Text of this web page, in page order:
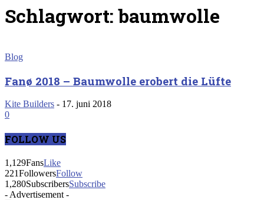
Schlagwort: baumwolle
Blog
Fanø 2018 – Baumwolle erobert die Lüfte
Kite Builders - 17. juni 2018
0
FOLLOW US
1,129FansLike
221FollowersFollow
1,280SubscribersSubscribe
- Advertisement -